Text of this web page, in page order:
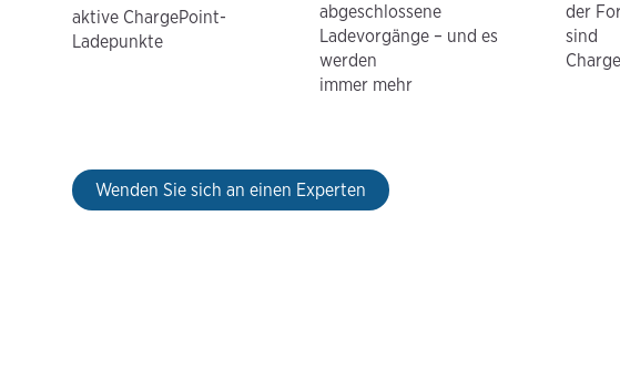
aktive ChargePoint-
Ladepunkte
abgeschlossene
Ladevorgänge – und es
werden
immer mehr
der
sind
Wenden Sie sich an einen Experten